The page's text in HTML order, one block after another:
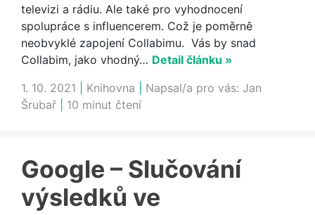
televizi a rádiu. Ale také pro vyhodnocení
spolupráce s influencerem. Což je poměrně
neobvyklé zapojení Collabimu. Vás by snad
Collabim, jako vhodný… Detail článku »
1. 10. 2021
Knihovna Napsal/a pro vás: Jan
Šrubař
10 minut čtení
Google – Slučování
výsledků ve